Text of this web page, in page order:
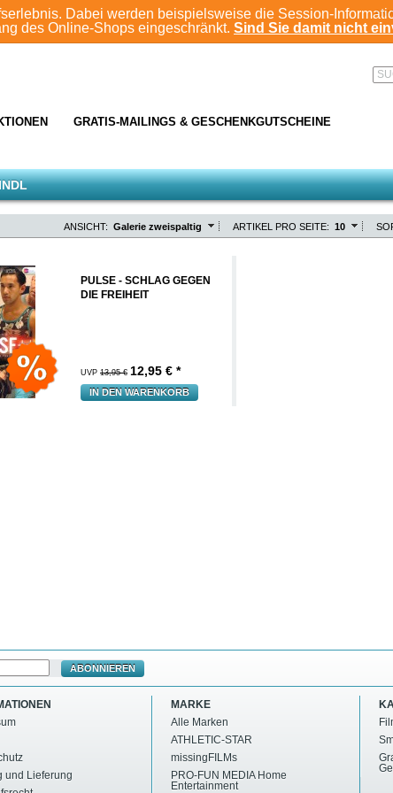
Dabei werden beispielsweise die Session-
des Online-Shops eingeschränkt. Sind Sie damit nicht
GRATIS-MAILINGS & GESCHENKGUTSCHEINE
ARTIKEL PRO SEITE: 10
ANSICHT: Galerie zweispaltig
PULSE - SCHLAG GEGEN
DIE FREIHEIT
UVP 13,95 € 12,95 € *
IN DEN WARENKORB
ABONNIEREN
und Lieferung
MARKE
Alle Marken
ATHLETIC-STAR
missingFILMs
PRO-FUN MEDIA Home
Entertainment